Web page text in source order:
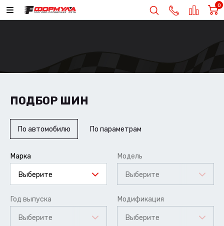
0
ПОДБОР ШИН
По автомобилю По параметрам
Марка
Выберите
Модель
Выберите
Год выпуска
Выберите
Модификация
Выберите